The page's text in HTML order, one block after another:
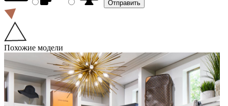
Похожие модели